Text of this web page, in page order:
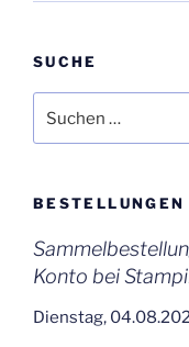
SUCHE
nach:
BESTELLUNGEN
Konto bei
Dienstag,